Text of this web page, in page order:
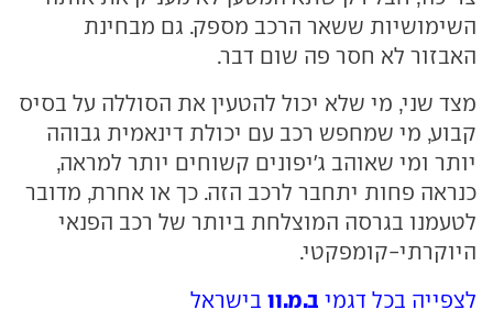
השימושיות ששאר הרכב מספק. גם מבחינת
האבזור לא חסר פה שום דבר.
מצד שני, מי שלא יכול להטעין את הסוללה על בסיס
קבוע, מי שמחפש רכב עם יכולת דינאמית גבוהה
יותר ומי שאוהב ג'יפונים קשוחים יותר למראה,
כנראה פחות יתחבר לרכב הזה. כך או אחרת, מדובר
לטעמנו בגרסה המוצלחת ביותר של רכב הפנאי
היוקרתי-קומפקטי.
לצפייה בכל דגמי ב.מ.וו בישראל